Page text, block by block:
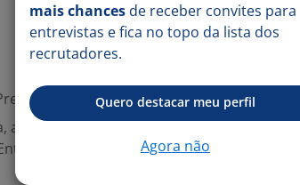
14 mai
ama um
vem
mais chances de receber convites para
entrevistas e fica no topo da lista dos
recrutadores.
Quero destacar meu perfil
Agora não